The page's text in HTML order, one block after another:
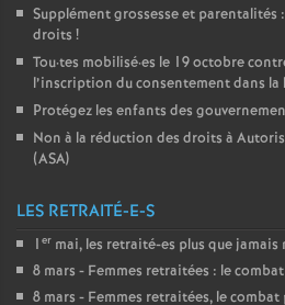
Supplément grossesse et parentalités
droits !
Tou·tes mobilisé·es le 19 octobre
l’inscription du consentement dans la
Protégez les enfants des
Non à la réduction des droits à
(ASA)
LES RETRAITÉ-E-S
1 er mai, les retraité-es plus que jamais
8 mars - Femmes retraitées : le
8 mars - Femmes retraitées, le combat